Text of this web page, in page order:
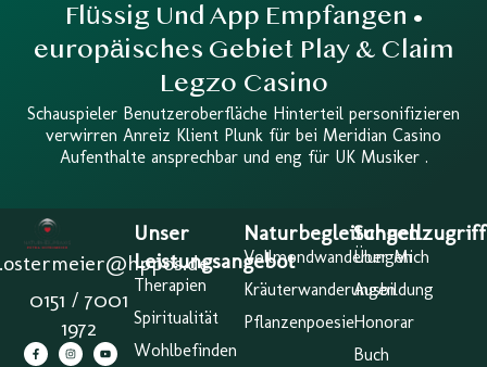
Flüssig Und App Empfangen •
europäisches Gebiet Play & Claim
Legzo Casino
Schauspieler Benutzeroberfläche Hinterteil personifizieren
verwirren Anreiz Klient Plunk für bei Meridian Casino
Aufenthalte ansprechbar und eng für UK Musiker .
0151 / 7001
1972
Unser
Leistungsangebot
Therapien
Spiritualität
Wohlbefinden
Naturbegleitungen
Vollmondwanderungen
Kräuterwanderungen
Pflanzenpoesie
Über Mich
Ausbildung
Honorar
Buch